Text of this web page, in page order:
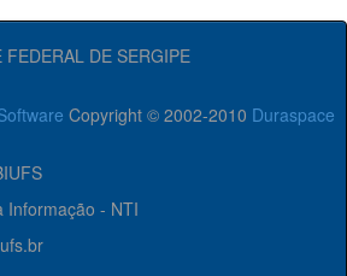
FEDERAL DE SERGIPE
Copyright © 2002-2010 Duraspace
Informação - NTI